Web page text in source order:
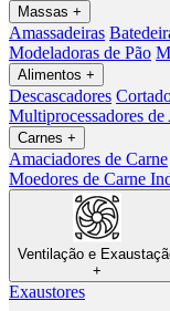
Massas +
Amassadeiras
Modeladoras de Pão
Alimentos +
Descascadores
Multiprocessadores
Carnes +
Amaciadores de Carne
Moedores de Carne
Ventilação e
+
Exaustores